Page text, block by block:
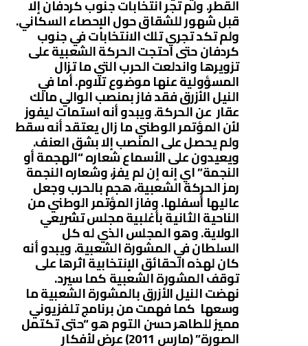
القطر. ولم تجر انتخابات جنوب كردفان إلا
قبل شهور للشقاق حول الإحصاء السكاني.
ولم تكد تجري تلك الانتخابات في جنوب
كردفان حتى احتجت الحركة الشعبية على
تزويرها واندلعت الحرب التي ما تزال
المسؤولية عنها موضوع تلاوم. أما في
النيل الأزرق فقد فاز بمنصب الوالي مالك
عقار عن الحركة. ويبدو أنه استمات ليفوز
لأن المؤتمر الوطني ما زال يعتقد أنه سقط
ولم يحصل على المنصب إلا بشق العنف.
ويعيدون على الأسماع شعاره “الهجمة أو
النجمة” اي إنه إن لم يفز، وشعاره النجمة
رمز الحركة الشعبية، هجم بالحرب وجعل
عاليها أسفلها. وفاز المؤتمر الوطني من
الناحية الثانية بأغلبية مجلس تشريعي
الولاية. وهو المجلس الذي له كل
السلطان في المشورة الشعبية. ويبدو أنه
كان لهذه الحقائق الإنتخابية اثرها على
توقف المشورة الشعبية كما سيرد.
نهضت النيل الأزرق بالمشورة الشعبية ما
وسعها كما فهمت من برنامج تلفزيوني
مميز للطاهر حسن التوم هو “حتى تكتمل
الصورة” (مارس 2011) عرض لأفكار